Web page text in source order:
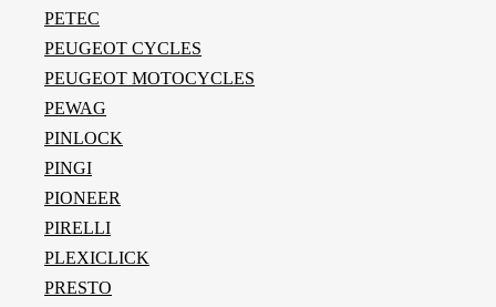
PETEC
PEUGEOT CYCLES
PEUGEOT MOTOCYCLES
PEWAG
PINLOCK
PINGI
PIONEER
PIRELLI
PLEXICLICK
PRESTO